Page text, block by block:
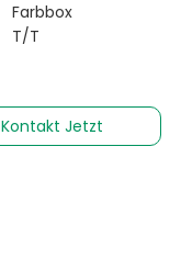
Farbbox
T/T
Kontakt Jetzt